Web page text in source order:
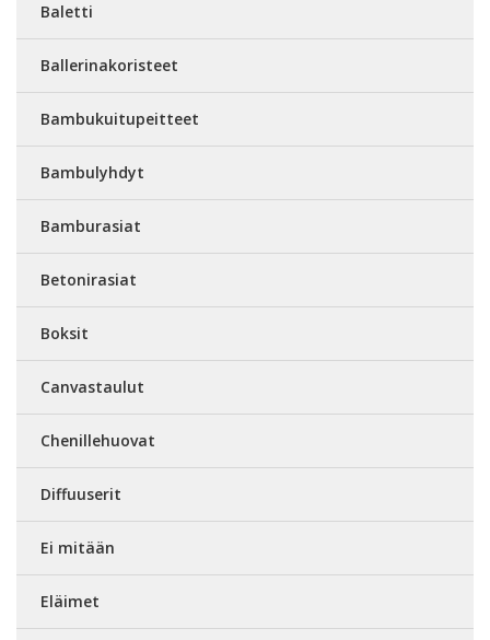
Baletti
Ballerinakoristeet
Bambukuitupeitteet
Bambulyhdyt
Bamburasiat
Betonirasiat
Boksit
Canvastaulut
Chenillehuovat
Diffuuserit
Ei mitään
Eläimet